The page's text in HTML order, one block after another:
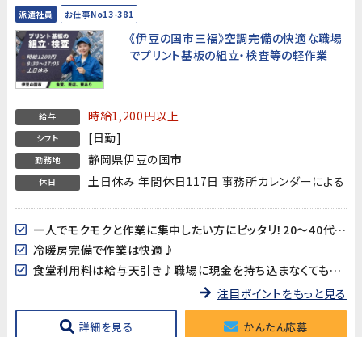
派遣社員 お仕事No13-381
《伊豆の国市三福》空調完備の快適な職場
でプリント基板の組立・検査等の軽作業
給与 時給1,200円以上
シフト [日勤]
勤務地 静岡県伊豆の国市
休日 土日休み 年間休日117日 事務所カレンダーによる
一人でモクモクと作業に集中したい方にピッタリ！20～40代男女多数活躍中!!
冷暖房完備で作業は快適♪
食堂利用料は給与天引き♪職場に現金を持ち込まなくても大丈夫♪
注目ポイントをもっと見る
詳細を見る かんたん応募